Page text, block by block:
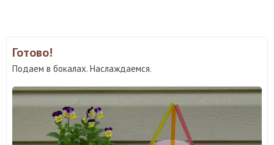
Готово!
Подаем в бокалах. Наслаждаемся.